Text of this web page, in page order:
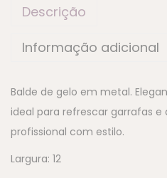
Descrição
Informação adicional
Balde de gelo em metal.
ideal para refrescar garrafas
profissional com estilo.
Largura: 12